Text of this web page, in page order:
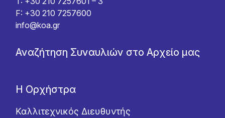
F: +30 210 7257600
info@koa.gr
Αναζήτηση Συναυλιών στο Αρχείο μας
Η Ορχήστρα
Καλλιτεχνικός Διευθυντής